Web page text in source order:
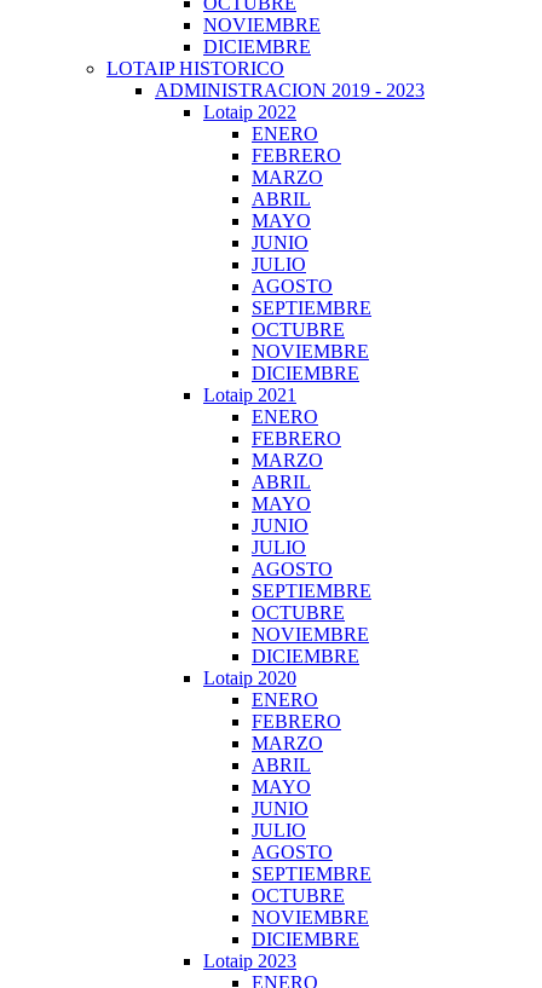
NOVIEMBRE
DICIEMBRE
LOTAIP HISTORICO
ADMINISTRACION 2019 - 2023
Lotaip 2022
ENERO
FEBRERO
MARZO
ABRIL
MAYO
JUNIO
JULIO
AGOSTO
SEPTIEMBRE
OCTUBRE
NOVIEMBRE
DICIEMBRE
Lotaip 2021
ENERO
FEBRERO
MARZO
ABRIL
MAYO
JUNIO
JULIO
AGOSTO
SEPTIEMBRE
OCTUBRE
NOVIEMBRE
DICIEMBRE
Lotaip 2020
ENERO
FEBRERO
MARZO
ABRIL
MAYO
JUNIO
JULIO
AGOSTO
SEPTIEMBRE
OCTUBRE
NOVIEMBRE
DICIEMBRE
Lotaip 2023
ENERO